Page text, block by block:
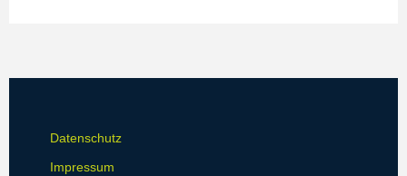
Datenschutz
Impressum